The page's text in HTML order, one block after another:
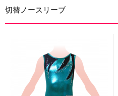
切替ノースリーブ